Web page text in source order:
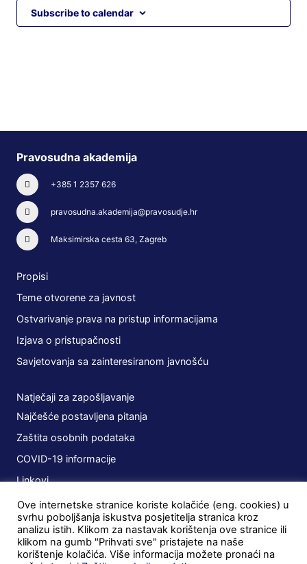
Subscribe to calendar
Pravosudna akademija
+385 1 2357 626
pravosudna.akademija@pravosudje.hr
Maksimirska cesta 63, Zagreb
Propisi
Teme otvorene za javnost
Ostvarivanje prava na pristup informacijama
Izjava o pristupačnosti
Savjetovanja sa zainteresiranom javnošću
Natječaji za zapošljavanje
Najčešće postavljena pitanja
Zaštita osobnih podataka
COVID-19 informacije
Linkovi
Planovi
Javna nabava
Ugovori
Ove internetske stranice koriste kolačiće (eng. cookies) u
svrhu poboljšanja iskustva posjetitelja stranica kroz
analizu istih. Klikom za nastavak korištenja ove stranice ili
klikom na gumb "Prihvati sve" pristajete na naše
korištenje kolačića. Više informacija možete pronaći na